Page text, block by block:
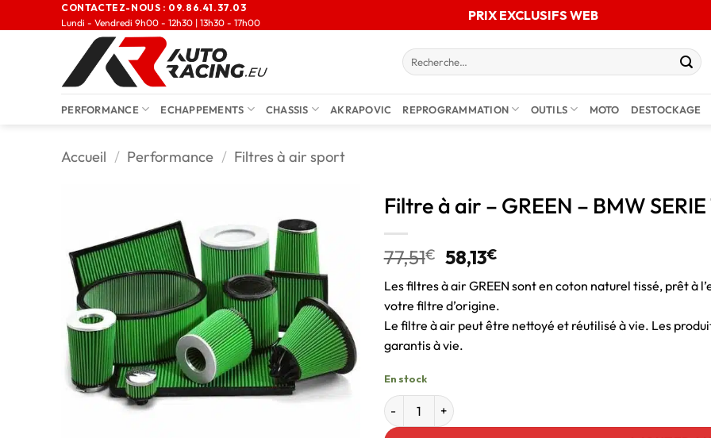
CONTACTEZ-NOUS : 09.86.41.37.03
Lundi - Vendredi 9h00 - 12h30 | 13h30 - 17h00
PRIX EXCLUSIFS WEB
PERFORMANCE ECHAPPEMENTS CHASSIS AKRAPOVIC REPROGRAMMATION OUTILS MOTO DESTOCKAGE
Accueil / Performance / Filtres à air sport
Filtre à air – GREEN – BMW
77,51€ 58,13€
Les filtres à air GREEN sont en coton naturel tissé, prêt à
votre filtre d’origine.
Le filtre à air peut être nettoyé et réutilisé à vie. Les
garantis à vie.
En stock